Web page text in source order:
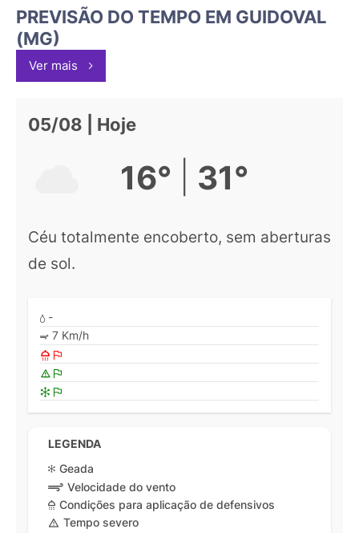
PREVISÃO DO TEMPO EM GUIDOVAL
(MG)
Ver mais
05/08 | Hoje
16° 31°
Céu totalmente encoberto, sem aberturas
de sol.
-
7 Km/h
LEGENDA
Geada
Velocidade do vento
Condições para aplicação de defensivos
Tempo severo